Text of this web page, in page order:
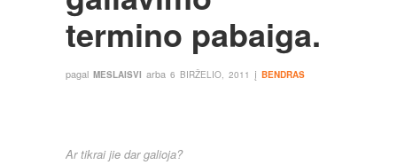
termino pabaiga.
pagal MESLAISVI arba 6 BIRŽELIO, 2011 į BENDRAS
Ar tikrai jie dar galioja?